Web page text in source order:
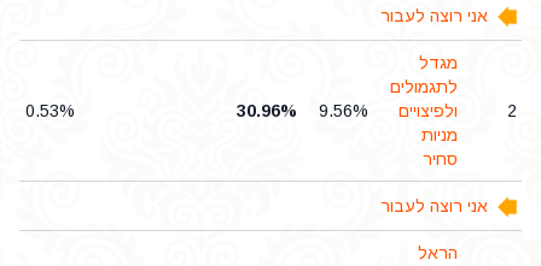
אני רוצה לעבור
2
מגדל
לתגמולים
ולפיצויים
מניות
סחיר
9.56%
30.96%
0.53%
אני רוצה לעבור
הראל